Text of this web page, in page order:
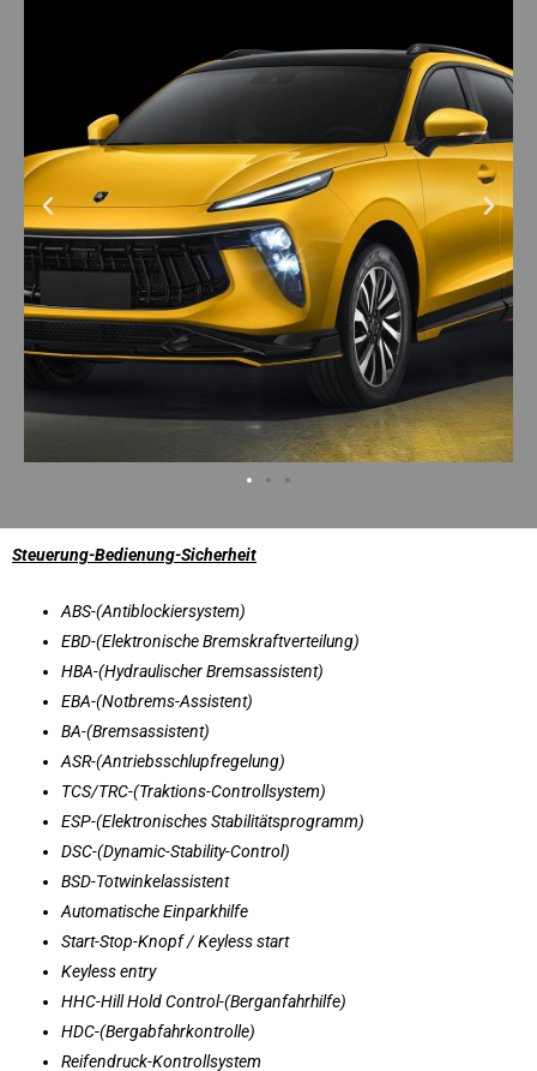
Steuerung-Bedienung-Sicherheit
ABS-(Antiblockiersystem)
EBD-(Elektronische Bremskraftverteilung)
HBA-(Hydraulischer Bremsassistent)
EBA-(Notbrems-Assistent)
BA-(Bremsassistent)
ASR-(Antriebsschlupfregelung)
TCS/TRC-(Traktions-Controllsystem)
ESP-(Elektronisches Stabilitätsprogramm)
DSC-(Dynamic-Stability-Control)
BSD-Totwinkelassistent
Automatische Einparkhilfe
Start-Stop-Knopf / Keyless start
Keyless entry
HHC-Hill Hold Control-(Berganfahrhilfe)
HDC-(Bergabfahrkontrolle)
Reifendruck-Kontrollsystem